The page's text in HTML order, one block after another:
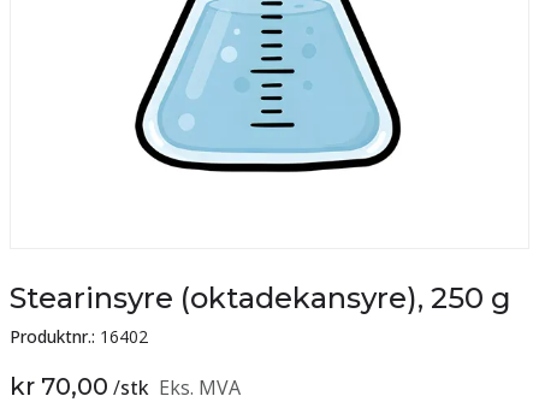
Stearinsyre (oktadekansyre), 250 g
Produktnr.: 16402
kr 70,00 /stk Eks. MVA